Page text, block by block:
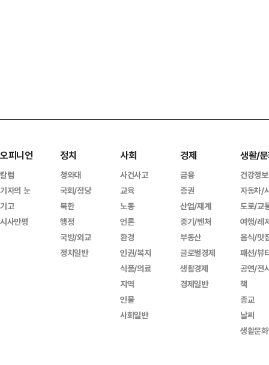
오피니언
칼럼
기자의 눈
기고
시사만평
정치
청와대
국회/정당
북한
행정
국방/외교
정치일반
사회
사건사고
교육
노동
언론
환경
인권/복지
식품/의료
지역
인물
사회일반
경제
금융
증권
산업/재계
중기/벤처
부동산
글로벌경제
생활경제
경제일반
생활/
건강정보
자동차/
도로/교
여행/레
음식/맛
패션/뷰
공연/전
책
종교
날씨
생활문